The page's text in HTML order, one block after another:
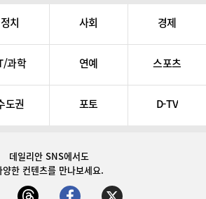
정치 사회 경제
과학 연예 스포츠
도권 포토 D-TV
데일리안 SNS에서도
양한 컨텐츠를 만나보세요.